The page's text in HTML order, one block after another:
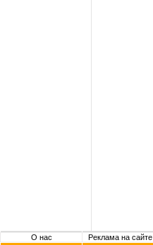
О нас Реклама на сайте